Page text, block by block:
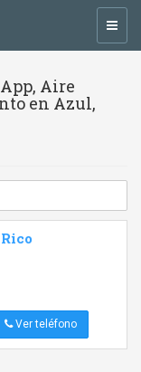
Aire
en Azul,
Ver teléfono